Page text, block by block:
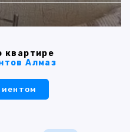
квартире
Алмаз